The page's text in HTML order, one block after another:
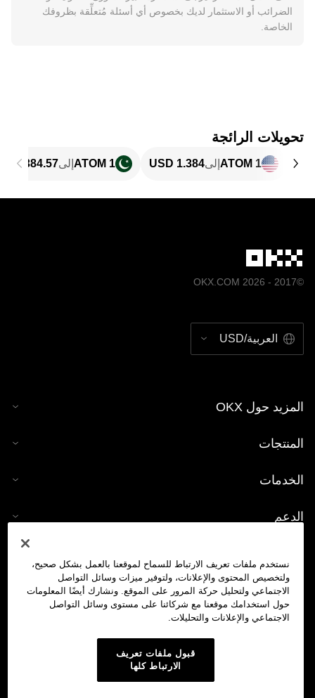
الضرائب أو الاستثمار لديك بخصوص أي أسئلة مُتعلِّقة بظروفك
الخاصة.
تحويلات الرائجة
1 ATOM إلى 1 ATOM إلى
©2017 - 2026 OKX.COM
العربية/USD
المزيد حول OKX
المنتجات
الخدمات
الدعم
حاسبة العملات الرقمية
تداول
نستخدم ملفات تعريف الارتباط للسماح لموقعنا بالعمل بشكل صحيح،
ولتخصيص المحتوى والإعلانات، ولتوفير ميزات وسائل التواصل
الاجتماعي ولتحليل حركة المرور على الموقع. ونشارك أيضًا المعلومات
حول استخدامك موقعنا مع شركائنا على مستوى وسائل التواصل
الاجتماعي والإعلانات والتحليلات.
قبول ملفات تعريف
الارتباط كلها